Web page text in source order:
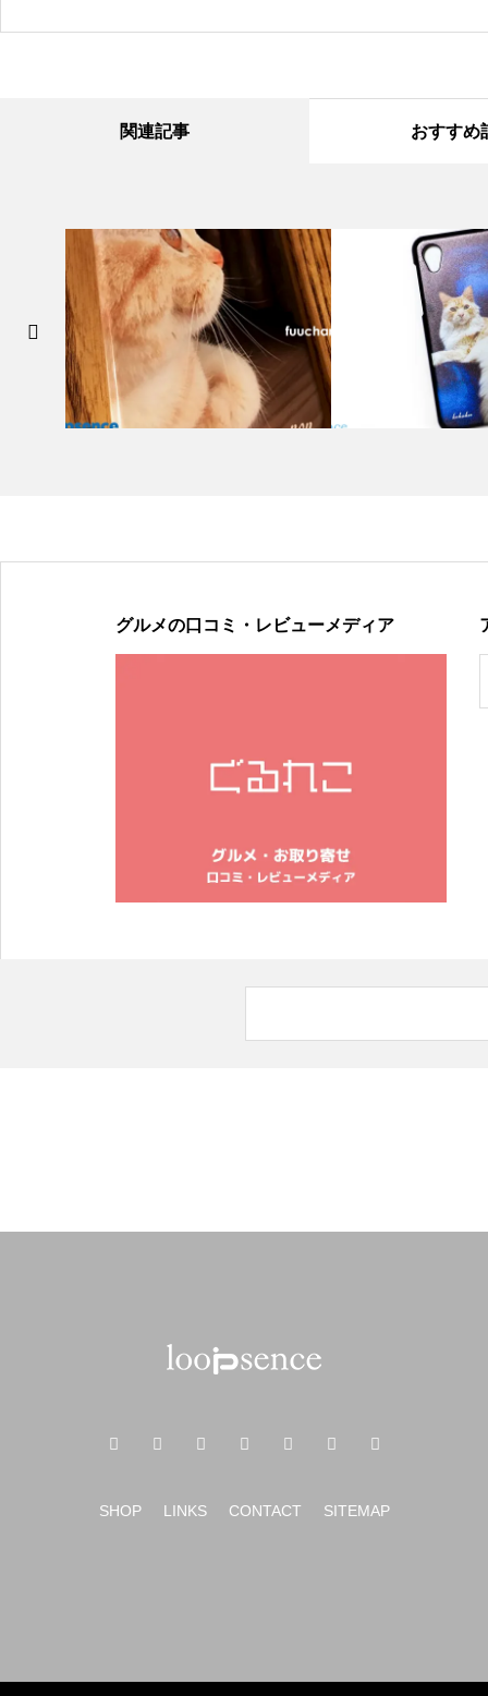
関連記事 おすすめ
グルメの口コミ・レビューメディア
SHOP LINKS CONTACT SITEMAP